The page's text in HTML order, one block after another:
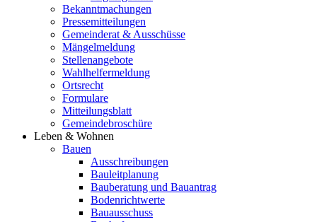
Bekanntmachungen
Pressemitteilungen
Gemeinderat & Ausschüsse
Mängelmeldung
Stellenangebote
Wahlhelfermeldung
Ortsrecht
Formulare
Mitteilungsblatt
Gemeindebroschüre
Leben & Wohnen
Bauen
Ausschreibungen
Bauleitplanung
Bauberatung und Bauantrag
Bodenrichtwerte
Bauausschuss